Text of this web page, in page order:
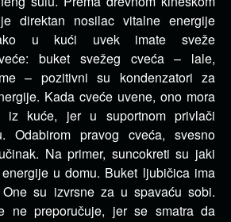
direktan nosilac vitalne energije
u kući uvek imate sveže
buket svežeg cveća – lale,
– pozitivni su kondenzatori za
Kada cveće uvene, ono mora
iz kuće, jer u suportnom privlači
Odabirom pravog cveća, svesno
Na primer, suncokreti su jaki
u domu. Buket ljubičica ima
One su izvrsne za u spavaću sobi.
ne preporučuje, jer se smatra da